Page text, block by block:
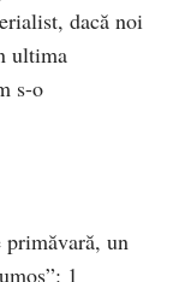
dacă noi
ultima
s-o
primăvară, un
1